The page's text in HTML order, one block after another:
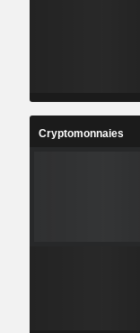
Cryptomonnaies